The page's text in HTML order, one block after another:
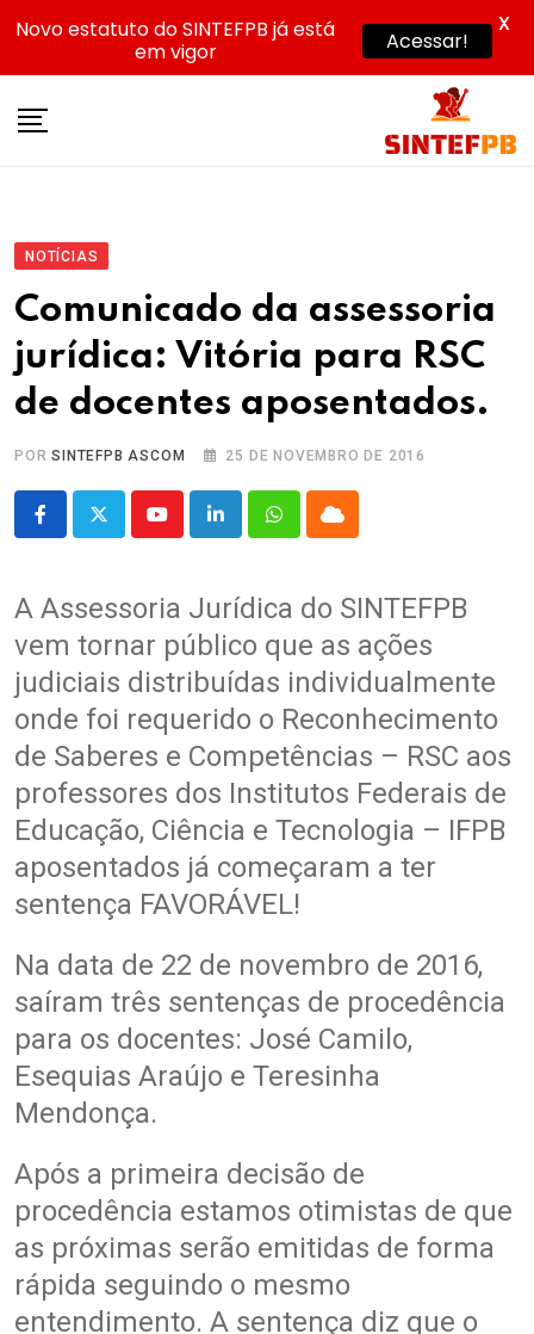
NOTÍCIAS
Comunicado da assessoria
jurídica: Vitória para RSC
de docentes aposentados.
PORSINTEFPB ASCOM 25 DE NOVEMBRO DE 2016
YoutubeLinkedInWhatsappCloud
A Assessoria Jurídica do SINTEFPB
vem tornar público que as ações
judiciais distribuídas individualmente
onde foi requerido o Reconhecimento
de Saberes e Competências – RSC aos
professores dos Institutos Federais de
Educação, Ciência e Tecnologia – IFPB
aposentados já começaram a ter
sentença FAVORÁVEL!
Na data de 22 de novembro de 2016,
saíram três sentenças de procedência
para os docentes: José Camilo,
Esequias Araújo e Teresinha
Mendonça.
Após a primeira decisão de
procedência estamos otimistas de que
as próximas serão emitidas de forma
rápida seguindo o mesmo
entendimento. A sentença diz que o
Novo estatuto do SINTEFPB já está
em vigor
Acessar!
X